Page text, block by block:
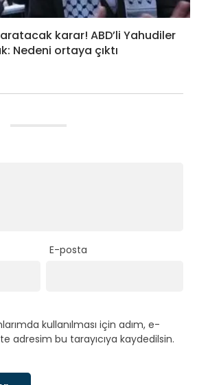
karar! ABD’li Yahudiler
Nedeni ortaya çıktı
E-posta
kullanılması için adım, e-
adresim bu tarayıcıya kaydedilsin.